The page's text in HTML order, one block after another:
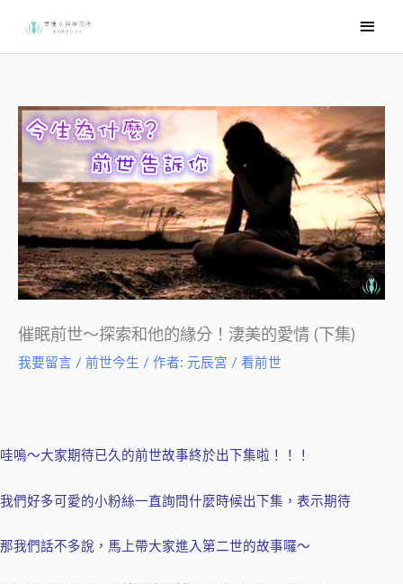
要
單
催眠前世～探索和他的緣分！淒美的愛情 (下集)
我要留言 / 前世今生 / 作者: 元辰宮 / 看前世
哇嗚～大家期待已久的前世故事終於出下集啦！！！
我們好多可愛的小粉絲一直詢問什麼時候出下集，表示期待
那我們話不多說，馬上帶大家進入第二世的故事囉～